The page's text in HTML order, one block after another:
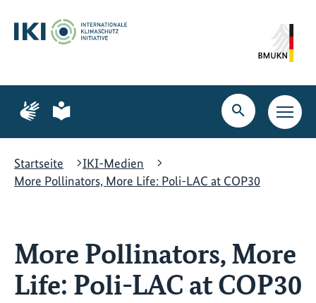
Hauptinhalt
springen
Suche
springen
Hauptnavigation
springen
Zur
Seite
Gebärdensprache
Zur
Seite
leichte
Suche
öffnen
Startseite
IKI-Medien
More Pollinators, More Life: Poli-LAC at COP30
More Pollinators, More
Life: Poli-LAC at COP30